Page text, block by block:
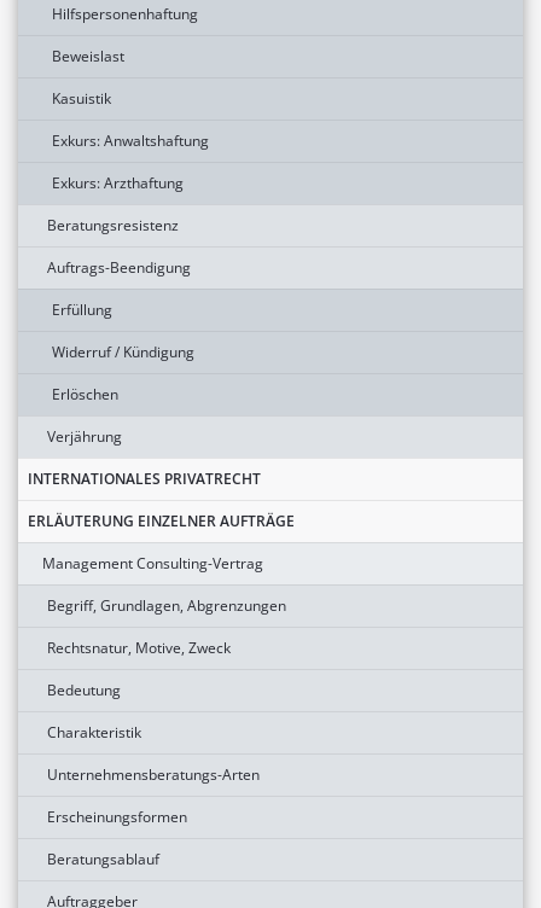
Hilfspersonenhaftung
Beweislast
Kasuistik
Exkurs: Anwaltshaftung
Exkurs: Arzthaftung
Beratungsresistenz
Auftrags-Beendigung
Erfüllung
Widerruf / Kündigung
Erlöschen
Verjährung
INTERNATIONALES PRIVATRECHT
ERLÄUTERUNG EINZELNER AUFTRÄGE
Management Consulting-Vertrag
Begriff, Grundlagen, Abgrenzungen
Rechtsnatur, Motive, Zweck
Bedeutung
Charakteristik
Unternehmensberatungs-Arten
Erscheinungsformen
Beratungsablauf
Auftraggeber